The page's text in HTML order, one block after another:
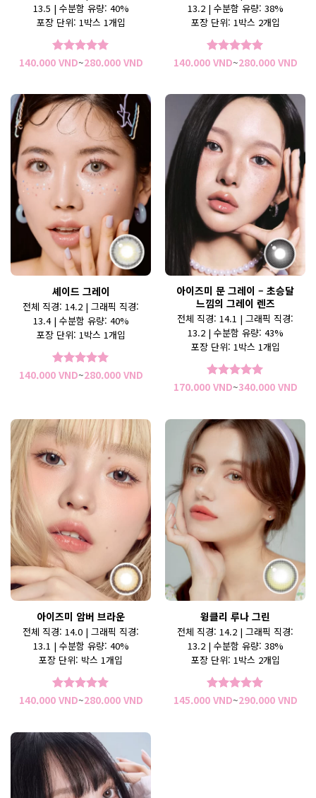
13.5 | 수분함 유량: 40%
포장 단위: 1박스 1개입
5 중에서 5
140.000 VND~280.000 VND가
140.000 VND~280.000 VND
13.2 | 수분함 유량: 38%
포장 단위: 1박스 2개입
5 중에서 5
140.000 VND~280.000 VND가
셰이드 그레이
전체 직경: 14.2 | 그래픽 직경:
13.4 | 수분함 유량: 40%
포장 단위: 1박스 1개입
5 중에서 5
140.000 VND~280.000 VND가
아이즈미 문 그레이 – 초승달
느낌의 그레이 렌즈
전체 직경: 14.1 | 그래픽 직경:
13.2 | 수분함 유량: 43%
포장 단위: 1박스 1개입
5 중에서5
170.000 VND~340.000 VND가
아이즈미 암버 브라운
전체 직경: 14.0 | 그래픽 직경:
13.1 | 수분함 유량: 40%
포장 단위: 박스 1개입
5 중에서 5
140.000 VND~280.000 VND가
140.000 VND~280.000 VND
윙클리 루나 그린
전체 직경: 14.2 | 그래픽 직경:
13.2 | 수분함 유량: 38%
포장 단위: 1박스 2개입
5 중에서 5
145.000 VND~290.000 VND가